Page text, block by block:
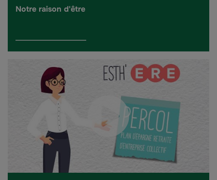
Notre raison d'être